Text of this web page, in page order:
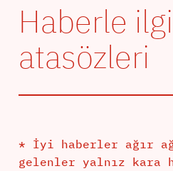
Haberle
atasözleri
* İyi haberler ağır
gelenler yalnız kara